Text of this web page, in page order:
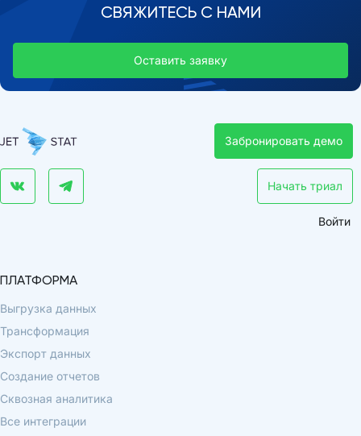
СВЯЖИТЕСЬ С НАМИ
Оставить заявку
Забронировать демо
Начать триал
Войти
ПЛАТФОРМА
Выгрузка данных
Трансформация
Экспорт данных
Создание отчетов
Сквозная аналитика
Все интеграции